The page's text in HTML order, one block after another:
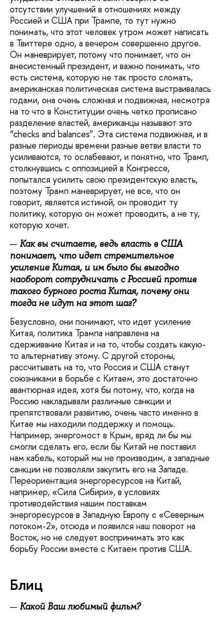
отсутствии улучшений в отношениях между
Россией и США при Трампе, то тут нужно
понимать, что этот человек утром может написать
в Твиттере одно, а вечером совершенно другое.
Он маневрирует, потому что понимает, что он
внесистемный президент, и важно понимать, что
есть система, которую не так просто сломать,
американская политическая система выстраивалась
годами, она очень сложная и подвижная, несмотря
на то что в Конституции очень четко прописано
разделение властей, американцы называют это
“checks and balances”. Эта система подвижная, и в
разные периоды времени разные ветви власти то
усиливаются, то ослабевают, и понятно, что Трамп,
столкнувшись с оппозицией в Конгрессе,
попытался усилить свою президентскую власть,
поэтому Трамп маневрирует, не все, что он
говорит, является истиной, он проводит ту
политику, которую он может проводить, а не ту,
которую хочет.
Как вы считаете, ведь власть в США
понимает, что идет стремительное
усиление Китая, и им было бы выгодно
наоборот сотрудничать с Россией против
такого бурного роста Китая, почему они
тогда не идут на этот шаг?
Безусловно, они понимают, что идет усиление
Китая, политика Трампа направлена на
сдерживание Китая и на то, чтобы создать какую-
то альтернативу этому. С другой стороны,
рассчитывать на то, что Россия и США станут
союзниками в борьбе с Китаем, это достаточно
авантюрная идея, хотя бы потому, что, когда на
Россию накладывали различные санкции и
препятствовали развитию, очень часто именно в
Китае мы находили поддержку и помощь.
Например, энергомост в Крым, вряд ли бы мы
смогли сделать его, если бы Китай не поставил
нам кабель, который мы не производим, а западные
санкции не позволяли закупить его на Западе.
Переориентация энергоресурсов на Китай,
например, «Сила Сибири», в условиях
противодействия нашим поставкам
энергоресурсов в Западную Европу с «Северным
потоком-2», отсюда и появился наш поворот на
Восток, но не следует воспринимать это как
борьбу России вместе с Китаем против США.
Блиц
Какой Ваш любимый фильм?